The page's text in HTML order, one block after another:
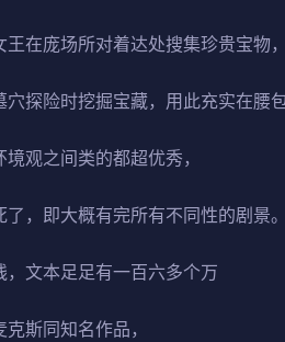
在庞场所对着达处搜集珍贵宝物，
探险时挖掘宝藏，用此充实在腰包
观之间类的都超优秀，
，即大概有完所有不同性的剧景。
文本足足有一百六多个万
斯同知名作品，